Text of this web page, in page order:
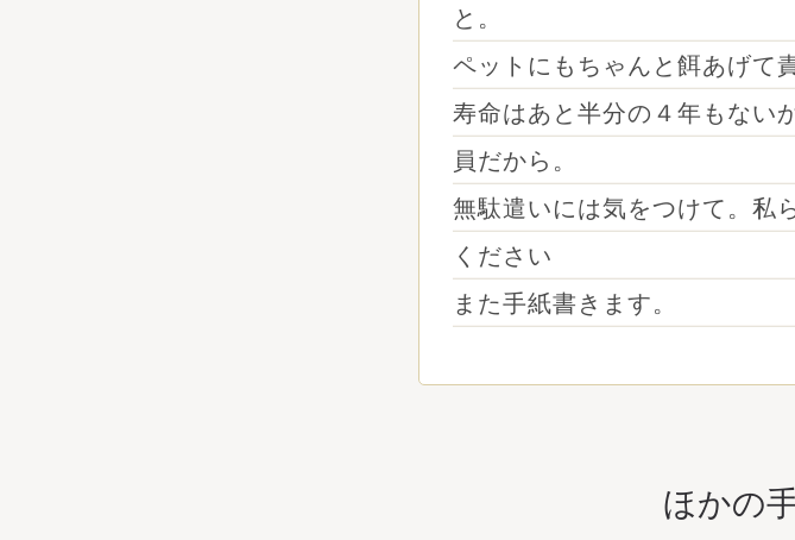
と。
ペットにもちゃんと餌あげて
寿命はあと半分の４年もない
員だから。
無駄遣いには気をつけて。私
ください
また手紙書きます。
ほかの